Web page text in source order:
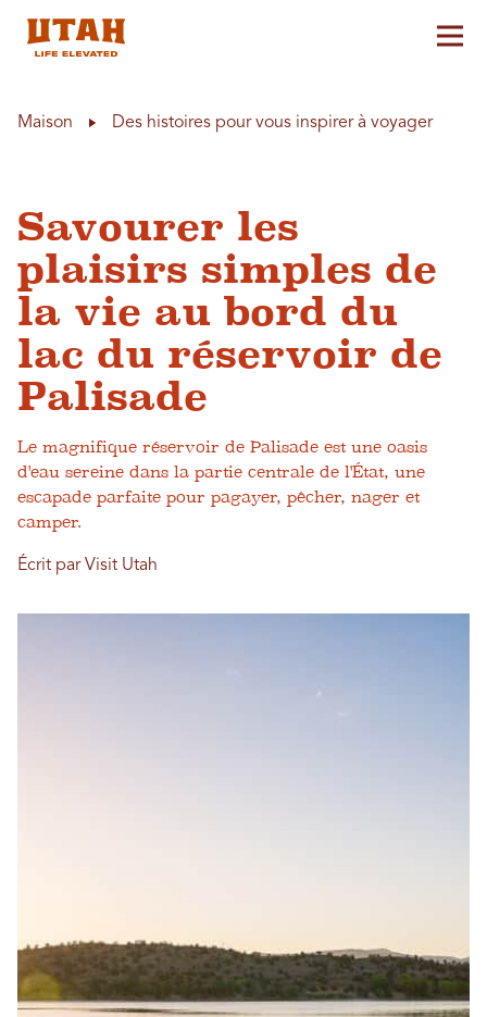
Maison Des histoires pour vous inspirer à voyager
Savourer les
plaisirs simples de
la vie au bord du
lac du réservoir de
Palisade
Le magnifique réservoir de Palisade est une oasis
d'eau sereine dans la partie centrale de l'État, une
escapade parfaite pour pagayer, pêcher, nager et
camper.
Écrit par Visit Utah